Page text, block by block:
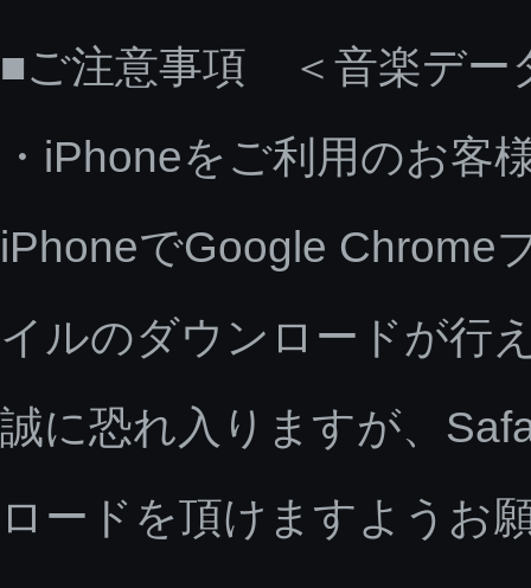
■ご注意事項 ＜音楽デー
・iPhoneをご利用のお客
iPhoneでGoogle Chrome
イルのダウンロードが行
誠に恐れ入りますが、
ロードを頂けますようお